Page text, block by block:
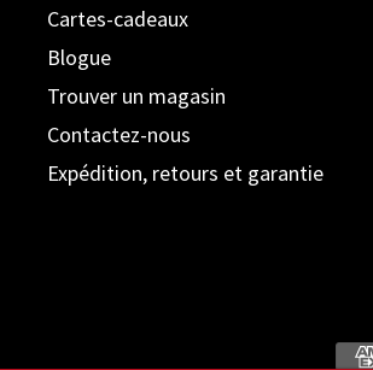
Cartes-cadeaux
Blogue
Trouver un magasin
Contactez-nous
Expédition, retours et garantie
Moyens de paiement acceptés